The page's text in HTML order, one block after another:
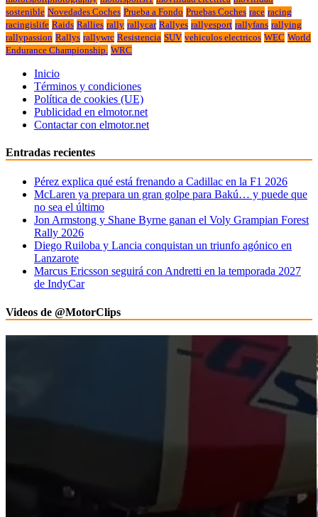
sostenible Novedades Coches Prueba a Fondo Pruebas Coches race racing
racingislife Raids Rallies rally rallycar Rallyes rallyesport rallyfans rallying
rallypassion Rallys rallywrc Resistencia SUV vehiculos electricos WEC World
Endurance Championship. WRC
Inicio
Términos y condiciones
Política de cookies (UE)
Publicidad en elmotor.net
Contactar con elmotor.net
Entradas recientes
Pérez explica qué está frenando a Cadillac en la F1 2026
McLaren ya prepara un gran golpe para Bakú… y puede que
no sea el último
Jon Armstong y Shane Byrne ganan el Voly Grampian Forest
Rally 2026
Diego Ruiloba y Lancia conquistan un triunfo agónico en
Lanzarote
Marcus Ericsson seguirá con Andretti en la temporada 2027
de IndyCar
Videos de @MotorClips